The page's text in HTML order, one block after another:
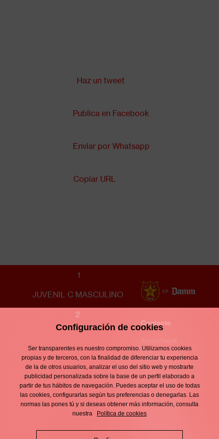
Haz un tweet
Publica en Facebook
Enviar por Whatsapp
Copiar URL
1
JUVENIL C MASCULINO
2
Enllaços
d'interès
Contacto
Footer
menu
Política de
privacidad
Política de
cookies
Política de
Configuración de cookies
Ser transparentes es nuestro compromiso. Utilizamos cookies
propias y de terceros, con la finalidad de diferenciar tu experiencia
de la de otros usuarios, analizar el uso del sitio web y mostrarte
publicidad personalizada sobre la base de un perfil elaborado a
partir de tus hábitos de navegación. Puedes aceptar el uso de todas
las cookies, configurarlas según tus preferencias o denegarlas. Las
normas las pones tú y si deseas obtener más información, consulta
nuestra
Política de cookies